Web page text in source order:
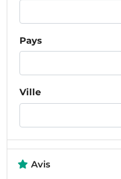
Pays
Ville
Avis